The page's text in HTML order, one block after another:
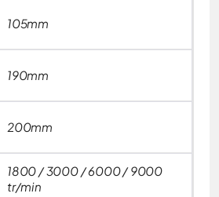
105mm
190mm
200mm
1800 / 3000 / 6000 / 9000
tr/min